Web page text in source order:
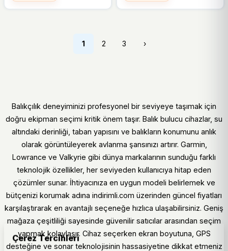
1 2 3 ›
Balıkçılık deneyiminizi profesyonel bir seviyeye taşımak için
doğru ekipman seçimi kritik önem taşır. Balık bulucu cihazlar, su
altındaki derinliği, taban yapısını ve balıkların konumunu anlık
olarak görüntüleyerek avlanma şansınızı artırır. Garmin,
Lowrance ve Valkyrie gibi dünya markalarının sunduğu farklı
teknolojik özellikler, her seviyeden kullanıcıya hitap eden
çözümler sunar. İhtiyacınıza en uygun modeli belirlemek ve
bütçenizi korumak adına indirimli.com üzerinden güncel fiyatları
karşılaştırarak en avantajlı seçeneğe hızlıca ulaşabilirsiniz. Geniş
mağaza çeşitliliği sayesinde güvenilir satıcılar arasından seçim
yapmak kolaylaşır. Cihaz seçerken ekran boyutuna, GPS
desteğine ve sonar teknolojisinin hassasiyetine dikkat etmeniz
Çerez Tercihleri